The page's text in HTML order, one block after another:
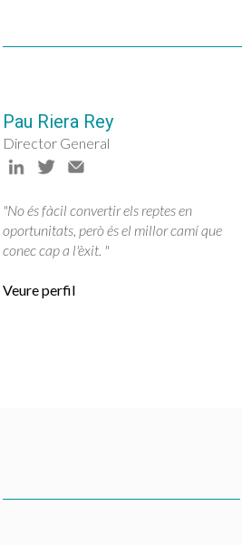
Pau Riera Rey
Director General
"No és fàcil convertir els reptes en
oportunitats, però és el millor camí que
conec cap a l'èxit. "
Veure perfil